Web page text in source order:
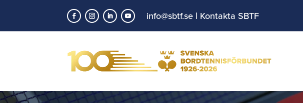
info@sbtf.se | Kontakta SBTF